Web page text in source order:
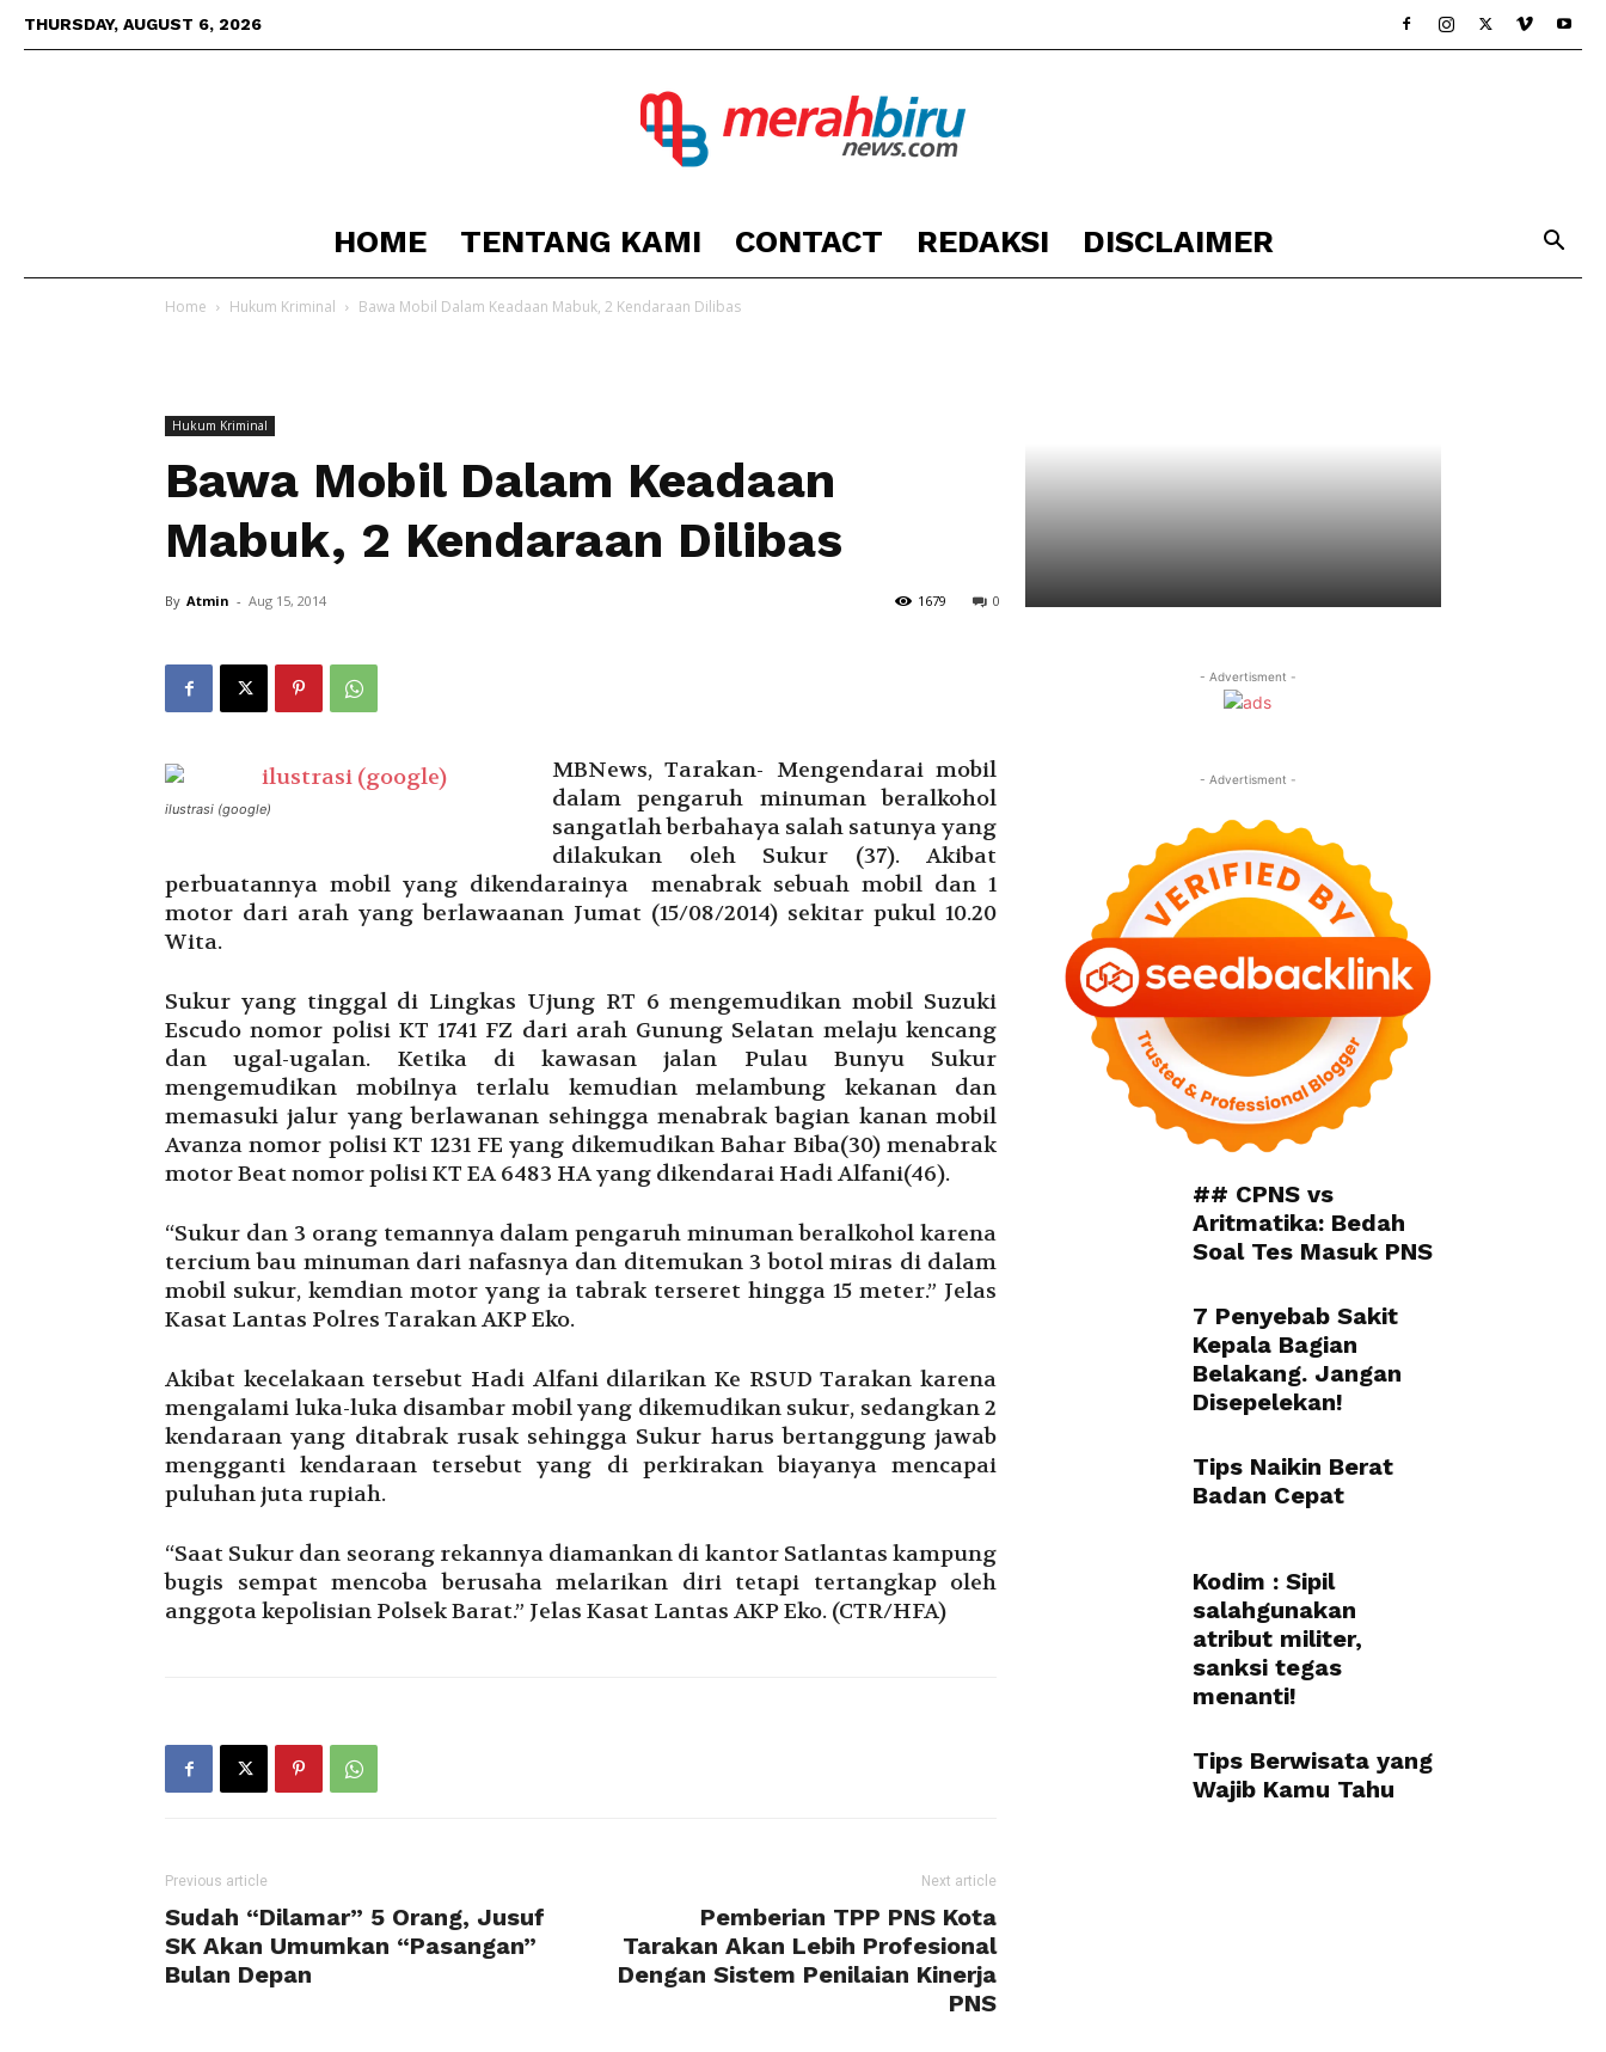
THURSDAY, AUGUST 6, 2026
Berita
HOME TENTANG KAMI CONTACT REDAKSI DISCLAIMER
Home Hukum Kriminal Bawa Mobil Dalam Keadaan Mabuk, 2 Kendaraan Dilibas
Hukum Kriminal
Bawa Mobil Dalam Keadaan
Mabuk, 2 Kendaraan Dilibas
By Atmin - Aug 15, 2014 0
1679
ilustrasi (google)
MBNews, Tarakan- Mengendarai mobil
dalam pengaruh minuman beralkohol
sangatlah berbahaya salah satunya yang
dilakukan oleh Sukur (37). Akibat
perbuatannya mobil yang dikendarainya menabrak sebuah mobil dan 1
motor dari arah yang berlawaanan Jumat (15/08/2014) sekitar pukul 10.20
Wita.
Sukur yang tinggal di Lingkas Ujung RT 6 mengemudikan mobil Suzuki
Escudo nomor polisi KT 1741 FZ dari arah Gunung Selatan melaju kencang
dan ugal-ugalan. Ketika di kawasan jalan Pulau Bunyu Sukur
mengemudikan mobilnya terlalu kemudian melambung kekanan dan
memasuki jalur yang berlawanan sehingga menabrak bagian kanan mobil
Avanza nomor polisi KT 1231 FE yang dikemudikan Bahar Biba(30) menabrak
motor Beat nomor polisi KT EA 6483 HA yang dikendarai Hadi Alfani(46).
“Sukur dan 3 orang temannya dalam pengaruh minuman beralkohol karena
tercium bau minuman dari nafasnya dan ditemukan 3 botol miras di dalam
mobil sukur, kemdian motor yang ia tabrak terseret hingga 15 meter.” Jelas
Kasat Lantas Polres Tarakan AKP Eko.
Akibat kecelakaan tersebut Hadi Alfani dilarikan Ke RSUD Tarakan karena
mengalami luka-luka disambar mobil yang dikemudikan sukur, sedangkan 2
kendaraan yang ditabrak rusak sehingga Sukur harus bertanggung jawab
mengganti kendaraan tersebut yang di perkirakan biayanya mencapai
puluhan juta rupiah.
“Saat Sukur dan seorang rekannya diamankan di kantor Satlantas kampung
bugis sempat mencoba berusaha melarikan diri tetapi tertangkap oleh
anggota kepolisian Polsek Barat.” Jelas Kasat Lantas AKP Eko. (CTR/HFA)
Previous article
Sudah “Dilamar” 5 Orang, Jusuf
SK Akan Umumkan “Pasangan”
Bulan Depan
Next article
Pemberian TPP PNS Kota
Tarakan Akan Lebih Profesional
Dengan Sistem Penilaian Kinerja
PNS
- Advertisment -
- Advertisment -
## CPNS vs
Aritmatika: Bedah
Soal Tes Masuk PNS
7 Penyebab Sakit
Kepala Bagian
Belakang. Jangan
Disepelekan!
Tips Naikin Berat
Badan Cepat
Kodim : Sipil
salahgunakan
atribut militer,
sanksi tegas
menanti!
Tips Berwisata yang
Wajib Kamu Tahu